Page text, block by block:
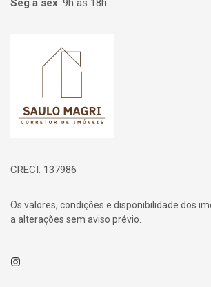
Seg à sex: 9h às 18h
Página inicial
CRECI: 137986
Os valores, condições e disponibilidade dos
a alterações sem aviso prévio.
Instagram